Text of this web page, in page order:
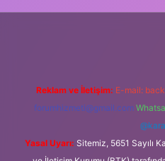
Reklam ve İletişim: E-mail:
forumhizmeti@gmail.com
Yasal Uyarı: Sitemiz, 5651 Sayılı